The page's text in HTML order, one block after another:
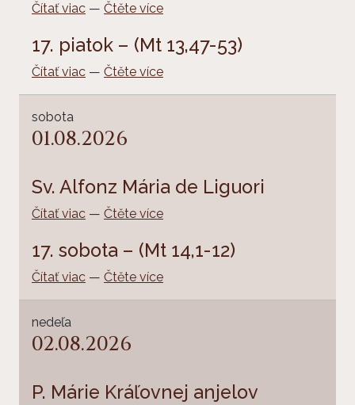
Čítať viac — Čtěte více
17. piatok – (Mt 13,47-53)
Čítať viac — Čtěte více
sobota
01.08.2026
Sv. Alfonz Mária de Liguori
Čítať viac — Čtěte více
17. sobota – (Mt 14,1-12)
Čítať viac — Čtěte více
nedeľa
02.08.2026
P. Márie Kráľovnej anjelov